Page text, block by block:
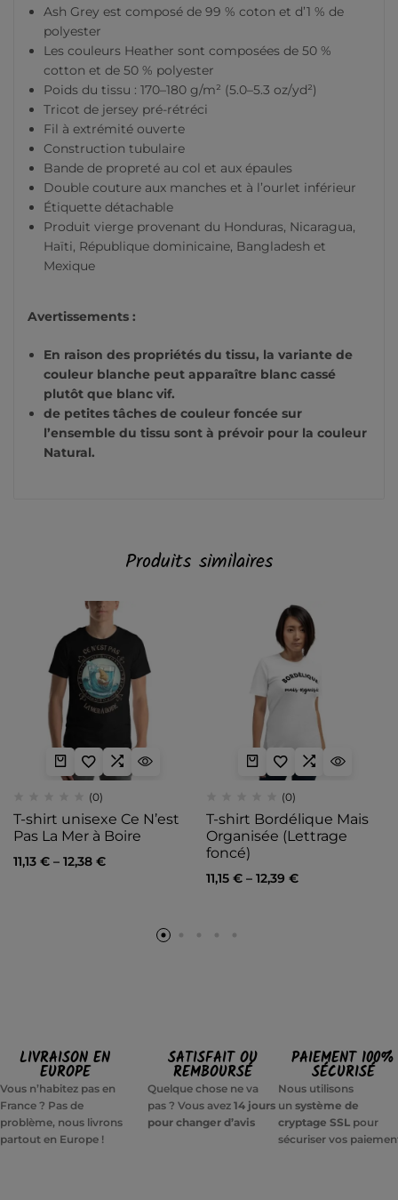
Ash Grey est composé de 99 % coton et d’1 % de
polyester
Les couleurs Heather sont composées de 50 %
cotton et de 50 % polyester
Poids du tissu : 170–180 g/m² (5.0–5.3 oz/yd²)
Tricot de jersey pré-rétréci
Fil à extrémité ouverte
Construction tubulaire
Bande de propreté au col et aux épaules
Double couture aux manches et à l’ourlet inférieur
Étiquette détachable
Produit vierge provenant du Honduras, Nicaragua,
Haïti, République dominicaine, Bangladesh et
Mexique
Avertissements :
En raison des propriétés du tissu, la variante de
couleur blanche peut apparaître blanc cassé
plutôt que blanc vif.
de petites tâches de couleur foncée sur
l’ensemble du tissu sont à prévoir pour la couleur
Natural.
Produits similaires
(0)
T-shirt unisexe Ce N’est
Pas La Mer à Boire
11,13 € – 12,38 €
(0)
T-shirt Bordélique Mais
Organisée (Lettrage
foncé)
11,15 €– 12,39 €
LIVRAISON EN
EUROPE
Vous n’habitez pas en
France ? Pas de
problème, nous livrons
partout en Europe !
SATISFAIT OU
REMBOURSÉ
Quelque chose ne va
pas ? Vous avez14 jours
pour changer d’avis
PAIEMENT 100%
SÉCURISÉ
Nous utilisons
un système de
cryptage SSLpour
sécuriser vos